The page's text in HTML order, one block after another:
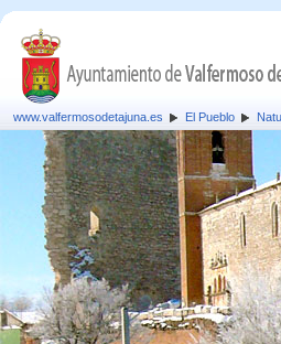
www.valfermosodetajuna.es El Pueblo